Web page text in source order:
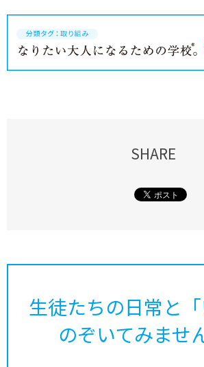
SHARE
生徒たちの日常と
のぞいてみませ